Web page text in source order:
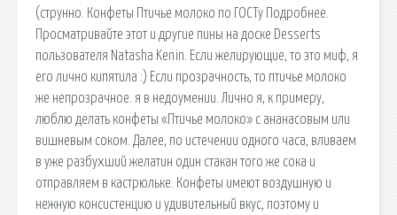
(струнно. Конфеты Птичье молоко по ГОСТу Подробнее.
Просматривайте этот и другие пины на доске Desserts
пользователя Natasha Kenin. Если желирующие, то это миф, я
его лично кипятила :) Если прозрачность, то птичье молоко
же непрозрачное. я в недоумении. Лично я, к примеру,
люблю делать конфеты «Птичье молоко» с ананасовым или
вишневым соком. Далее, по истечении одного часа, вливаем
в уже разбухший желатин один стакан того же сока и
отправляем в кастрюльке. Конфеты имеют воздушную и
нежную консистенцию и удивительный вкус, поэтому и